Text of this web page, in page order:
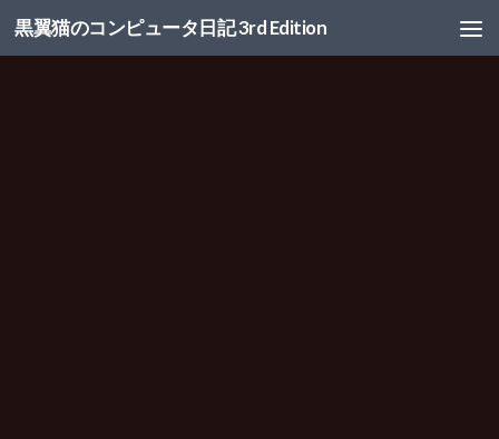
コンテンツへスキップ
黒翼猫のコンピュータ日記 3rd Edition